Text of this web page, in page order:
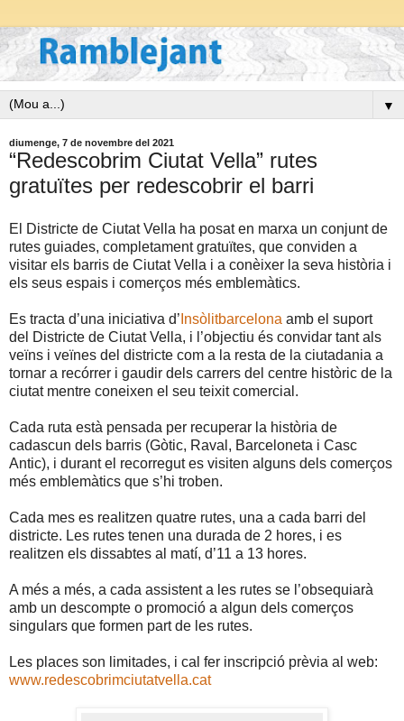
▼
diumenge, 7 de novembre del 2021
“Redescobrim Ciutat Vella” rutes
gratuïtes per redescobrir el barri
El Districte de Ciutat Vella ha posat en marxa un conjunt de
rutes guiades, completament gratuïtes, que conviden a
visitar els barris de Ciutat Vella i a conèixer la seva història i
els seus espais i comerços més emblemàtics.
Es tracta d’una iniciativa d’ Insòlitbarcelona amb el suport
del Districte de Ciutat Vella, i l’objectiu és convidar tant als
veïns i veïnes del districte com a la resta de la ciutadania a
tornar a recórrer i gaudir dels carrers del centre històric de la
ciutat mentre coneixen el seu teixit comercial.
Cada ruta està pensada per recuperar la història de
cadascun dels barris (Gòtic, Raval, Barceloneta i Casc
Antic), i durant el recorregut es visiten alguns dels comerços
més emblemàtics que s’hi troben.
Cada mes es realitzen quatre rutes, una a cada barri del
districte. Les rutes tenen una durada de 2 hores, i es
realitzen els dissabtes al matí, d’11 a 13 hores.
A més a més, a cada assistent a les rutes se l’obsequiarà
amb un descompte o promoció a algun dels comerços
singulars que formen part de les rutes.
Les places son limitades, i cal fer inscripció prèvia al web:
www.redescobrimciutatvella.cat